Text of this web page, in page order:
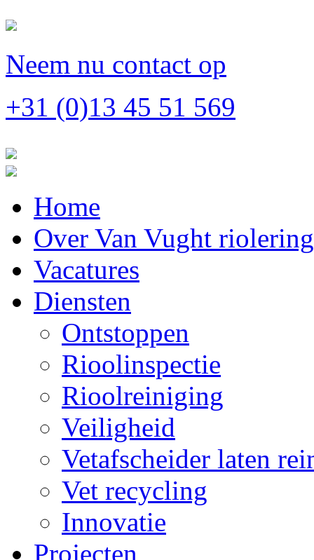
Neem nu contact op
+31 (0)13 45 51 569
Home
Over Van Vught
Vacatures
Diensten
Ontstoppen
Rioolinspectie
Rioolreiniging
Veiligheid
Vetafscheider laten
Vet recycling
Innovatie
Projecten